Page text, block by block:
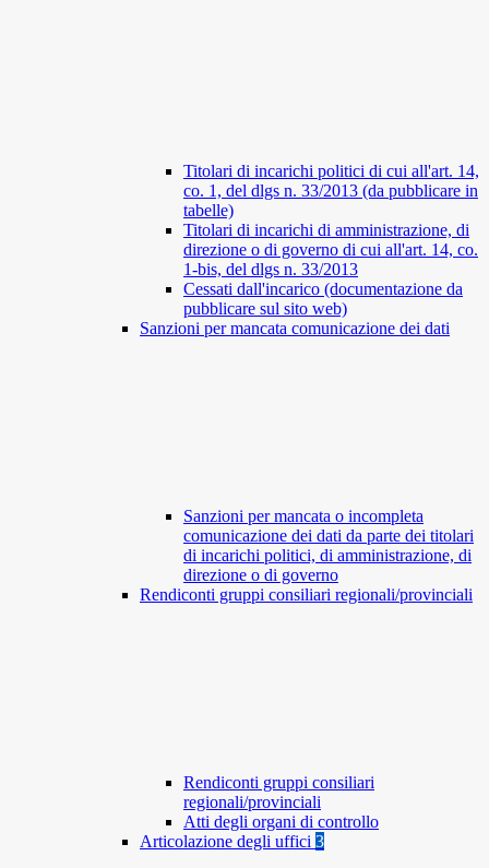
Titolari di incarichi politici di cui all'art. 14,
co. 1, del dlgs n. 33/2013 (da pubblicare in
tabelle)
Titolari di incarichi di amministrazione, di
direzione o di governo di cui all'art. 14, co.
1-bis, del dlgs n. 33/2013
Cessati dall'incarico (documentazione da
pubblicare sul sito web)
Sanzioni per mancata comunicazione dei dati
Sanzioni per mancata o incompleta
comunicazione dei dati da parte dei titolari
di incarichi politici, di amministrazione, di
direzione o di governo
Rendiconti gruppi consiliari regionali/provinciali
Rendiconti gruppi consiliari
regionali/provinciali
Atti degli organi di controllo
Articolazione degli uffici 3